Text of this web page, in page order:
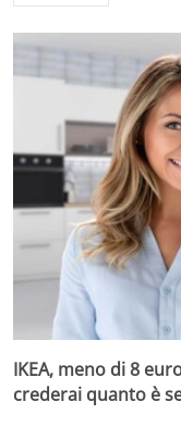
IKEA, meno di 8
crederai quanto è